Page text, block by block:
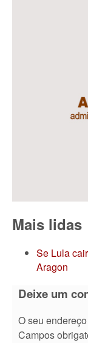
Mais lidas
Se Lula
Aragon
Deixe um
O seu
Campos